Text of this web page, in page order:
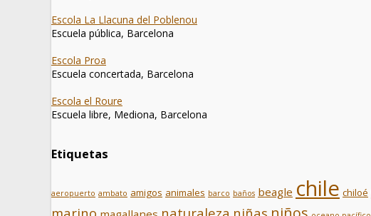
Escola La Llacuna del Poblenou
Escuela pública, Barcelona
Escola Proa
Escuela concertada, Barcelona
Escola el Roure
Escuela libre, Mediona, Barcelona
Etiquetas
aeropuerto ambato amigos animales barco baños beagle chile chiloé